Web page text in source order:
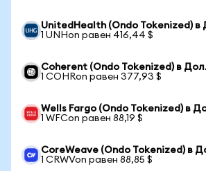
UnitedHealth (Ondo Tokenized)
1 UNHon равен 416,44 $
Coherent (Ondo Tokenized) в
1 COHRon равен 377,93 $
Wells Fargo (Ondo Tokenized) в
1 WFCon равен 88,19 $
CoreWeave (Ondo Tokenized) в
1 CRWVon равен 88,85 $